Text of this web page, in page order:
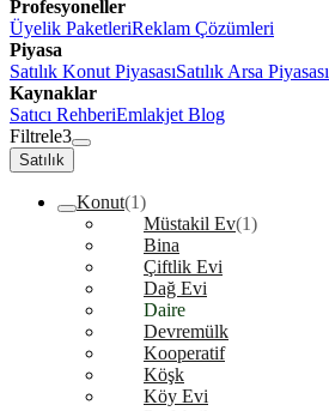
Profesyoneller
Üyelik PaketleriReklam Çözümleri
Piyasa
Satılık Konut PiyasasıSatılık Arsa Piyasası
Kaynaklar
Satıcı RehberiEmlakjet Blog
Filtrele3
Satılık
Konut(1)
Müstakil Ev(1)
Bina
Çiftlik Evi
Dağ Evi
Daire
Devremülk
Kooperatif
Köşk
Köy Evi